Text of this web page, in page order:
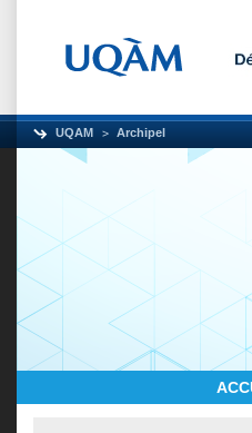
UQAM Archipel